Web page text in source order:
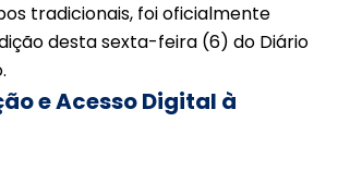
tradicionais, foi oficialmente
desta sexta-feira (6) do Diário
e Acesso Digital à